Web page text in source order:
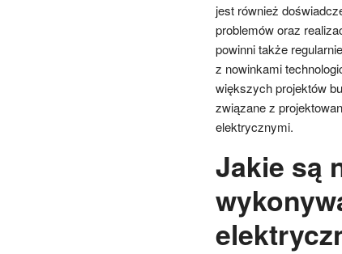
jest również
problemów oraz
powinni także
z nowinkami
większych projektów
związane z
elektrycznymi.
Jakie są